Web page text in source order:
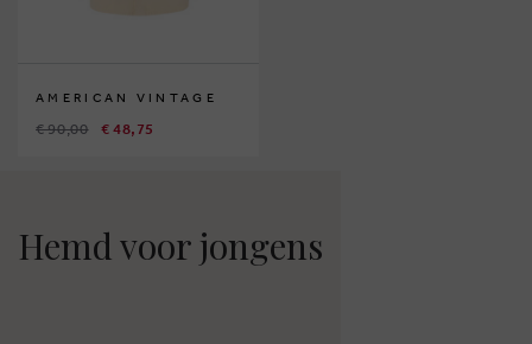
AMERICAN VINTAGE
€ 90,00 € 48,75
Hemd voor jongens